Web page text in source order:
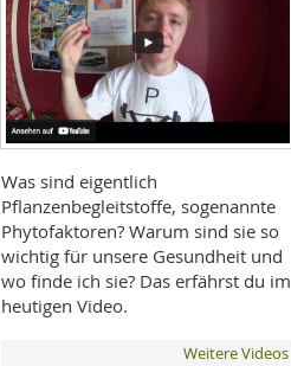
Was sind eigentlich
Pflanzenbegleitstoffe, sogenannte
Phytofaktoren? Warum sind sie so
wichtig für unsere Gesundheit und
wo finde ich sie? Das erfährst du im
heutigen Video.
Weitere Videos